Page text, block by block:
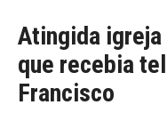
Atingida igreja
que recebia
Francisco